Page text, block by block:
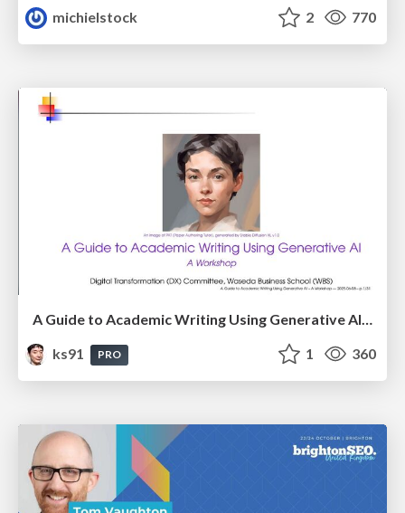
michielstock
2 770
A Guide to Academic Writing Using Generative AI - A Workshop
ks91
PRO 1 360